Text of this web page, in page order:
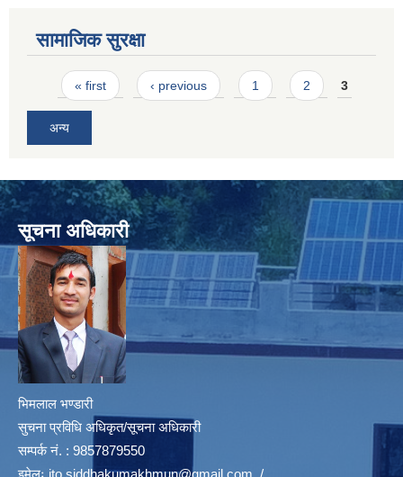
सामाजिक सुरक्षा
Pages
« first ‹ previous 1 2 3
अन्य
सूचना अधिकारी
भिमलाल भण्डारी
सुचना प्रविधि अधिकृत/सूचना अधिकारी
सम्पर्क नं. : 9857879550
इमेलः ito.siddhakumakhmun@gmail.com /